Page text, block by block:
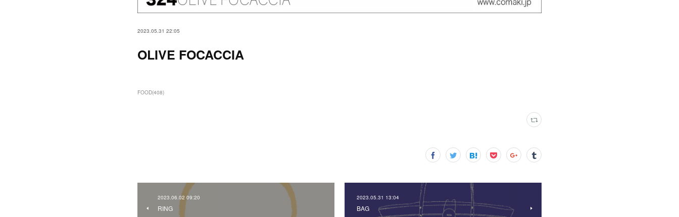
2023.05.31 22:05
OLIVE FOCACCIA
FOOD(408)
2023.06.02 09:20
RING
2023.05.31 13:04
BAG